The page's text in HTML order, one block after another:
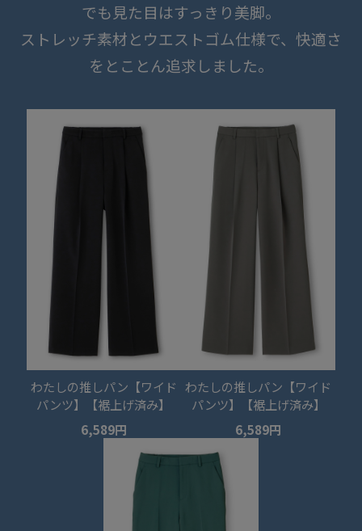
でも見た目はすっきり美脚。
ストレッチ素材とウエストゴム仕様で、快適さ
をとことん追求しました。
わたしの推しパン【ワイド
パンツ】【裾上げ済み】
6,589円
わたしの推しパン【ワイド
パンツ】【裾上げ済み】
6,589円